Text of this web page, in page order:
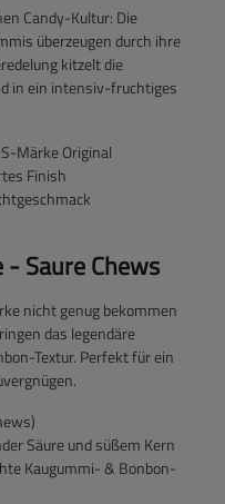
Candy-Kultur: Die
überzeugen durch ihre
kitzelt die
in ein intensiv-fruchtiges
Märke Original
Finish
Saure Chews
nicht genug bekommen
das legendäre
Textur. Perfekt für ein
Säure und süßem Kern
Kaugummi- & Bonbon-